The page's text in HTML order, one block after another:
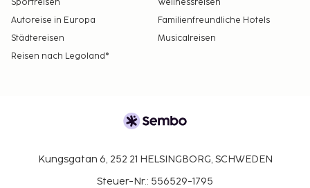
Sportreisen
Wellnessreisen
Autoreise in Europa
Familienfreundliche Hotels
Städtereisen
Musicalreisen
Reisen nach Legoland®
Kungsgatan 6, 252 21 HELSINGBORG, SCHWEDEN
Steuer-Nr.: 556529-1795